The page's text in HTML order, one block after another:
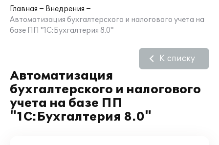
Главная
Внедрения
Автоматизация бухгалтерского и налогового учета на
базе ПП "1С:Бухгалтерия 8.0"
Автоматизация
бухгалтерского и налогового
учета на базе ПП
"1С:Бухгалтерия 8.0"
К списку